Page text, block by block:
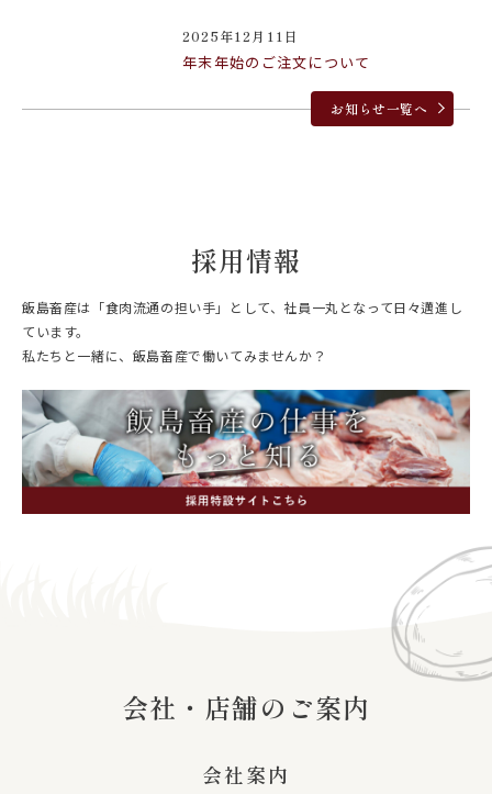
2025年12月11日
年末年始のご注文について
お知らせ一覧へ
採用情報
飯島畜産は「食肉流通の担い手」として、社員一丸となって日々邁進し
ています。
私たちと一緒に、飯島畜産で働いてみませんか？
会社・店舗のご案内
会社案内